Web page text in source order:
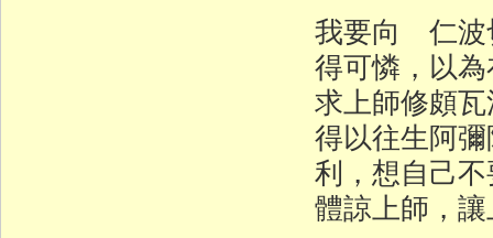
我要向 仁波
得可憐，以
求上師修頗
得以往生阿
利，想自己
體諒上師，